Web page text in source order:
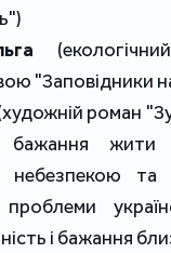
"Заповідники
роман
бажання
небезпекою та
і бажання